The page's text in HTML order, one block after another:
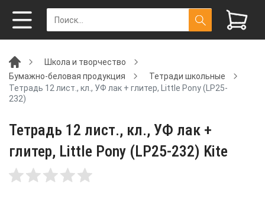
Школа и творчество
Бумажно-беловая продукция
Тетради школьные
Тетрадь 12 лист., кл., УФ лак + глитер, Little Pony (LP25-
232)
Тетрадь 12 лист., кл., УФ лак +
глитер, Little Pony (LP25-232) Kite